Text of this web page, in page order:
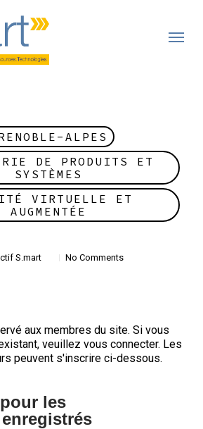
ALPES
DE PRODUITS ET
SYSTÈMES
VIRTUELLE ET
AUGMENTÉE
S.mart No Comments
aux membres du site. Si vous
veuillez vous connecter. Les
peuvent s'inscrire ci-dessous.
les